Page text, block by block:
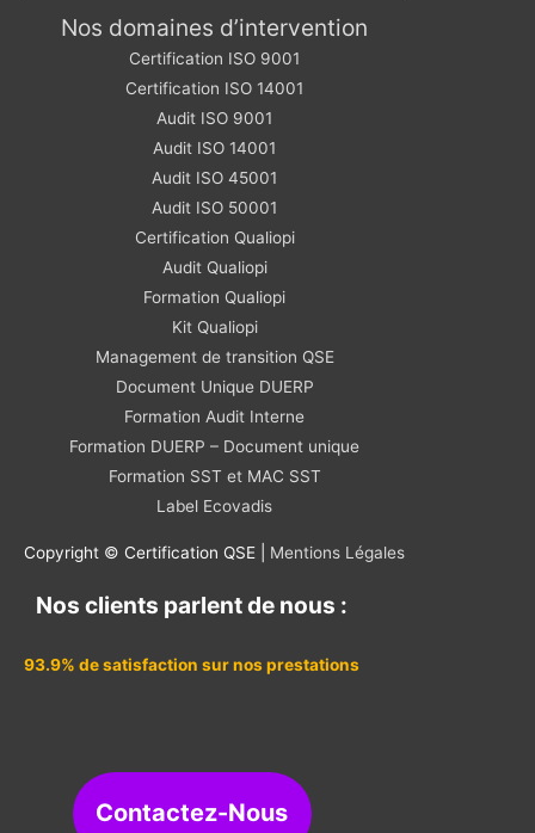
Nos domaines d’intervention
Certification ISO 9001
Certification ISO 14001
Audit ISO 9001
Audit ISO 14001
Audit ISO 45001
Audit ISO 50001
Certification Qualiopi
Audit Qualiopi
Formation Qualiopi
Kit Qualiopi
Management de transition QSE
Document Unique DUERP
Formation Audit Interne
Formation DUERP – Document unique
Formation SST et MAC SST
Label Ecovadis
Copyright © Certification QSE | Mentions Légales
Nos clients parlent de nous :
93.9% de satisfaction sur nos prestations
Contactez-Nous